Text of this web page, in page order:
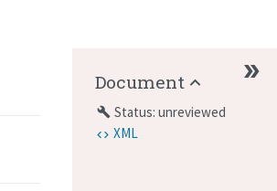
Document
build Status: unreviewed
XML